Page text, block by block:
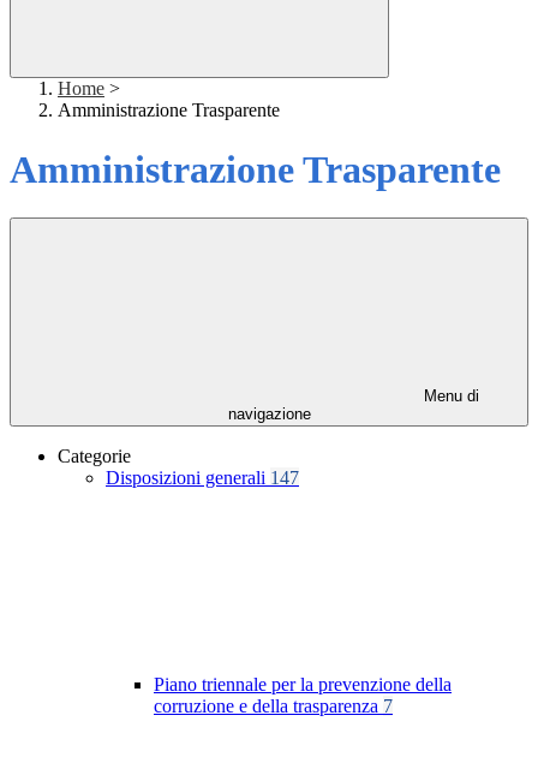
Home >
Amministrazione Trasparente
Amministrazione Trasparente
Menu di
navigazione
Categorie
Disposizioni generali 147
Piano triennale per la prevenzione della
corruzione e della trasparenza 7